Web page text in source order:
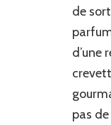
de
d’une
pas